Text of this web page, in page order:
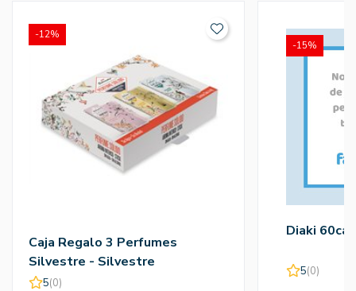
Caja Regalo 3 Perfumes
Silvestre - Silvestre
5(0)
-12%
Diaki 60cap
5(0)
-15%